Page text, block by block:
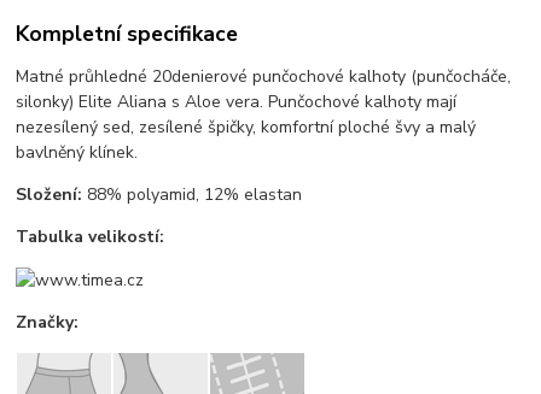
Kompletní specifikace
Matné průhledné 20denierové punčochové kalhoty (punčocháče,
silonky) Elite Aliana s Aloe vera. Punčochové kalhoty mají
nezesílený sed, zesílené špičky, komfortní ploché švy a malý
bavlněný klínek.
Složení: 88% polyamid, 12% elastan
Tabulka velikostí:
Značky: